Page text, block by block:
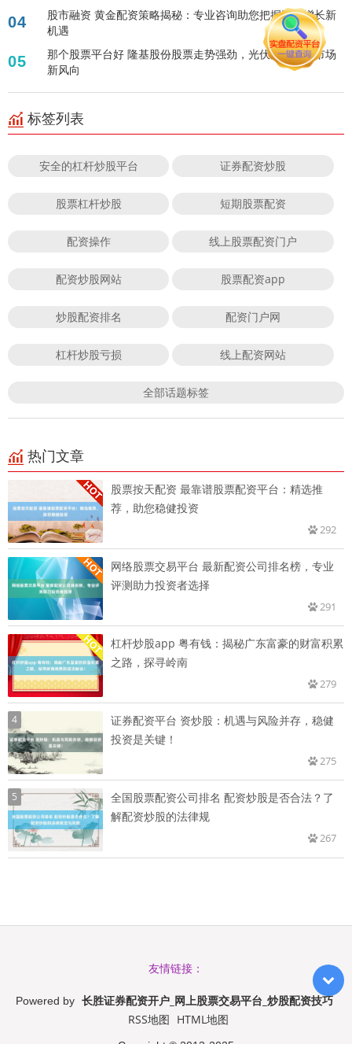
04
股市融资 黄金配资策略揭秘：专业咨询助您把握财富增长新
机遇
05
那个股票平台好 隆基股份股票走势强劲，光伏龙头引领市场
新风向
标签列表
安全的杠杆炒股平台 证券配资炒股
股票杠杆炒股 短期股票配资
配资操作 线上股票配资门户
配资炒股网站 股票配资app
炒股配资排名 配资门户网
杠杆炒股亏损 线上配资网站
全部话题标签
热门文章
股票按天配资 最靠谱股票配资平台：精选推
荐，助您稳健投资
292
网络股票交易平台 最新配资公司排名榜，专业
评测助力投资者选择
291
杠杆炒股app 粤有钱：揭秘广东富豪的财富积累
之路，探寻岭南
279
4
证券配资平台 资炒股：机遇与风险并存，稳健
投资是关键！
275
5
全国股票配资公司排名 配资炒股是否合法？了
解配资炒股的法律规
267
友情链接：
Powered by 长胜证券配资开户_网上股票交易平台_炒股配资技巧
RSS地图 HTML地图